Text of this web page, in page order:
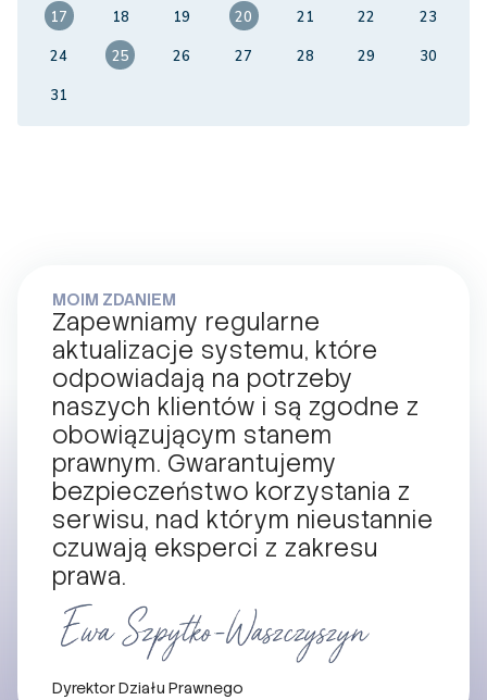
17
18 19 20 21 22
23
24
25 26 27 28 29
30
31
MOIM ZDANIEM
Zapewniamy regularne
aktualizacje systemu, które
odpowiadają na potrzeby
naszych klientów i są zgodne z
obowiązującym stanem
prawnym. Gwarantujemy
bezpieczeństwo korzystania z
serwisu, nad którym nieustannie
czuwają eksperci z zakresu
prawa.
Dyrektor Działu Prawnego